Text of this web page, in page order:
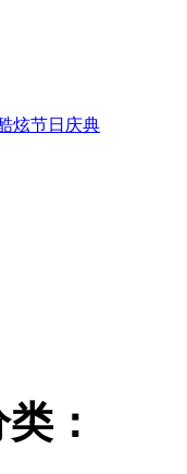
炫节日庆典
：